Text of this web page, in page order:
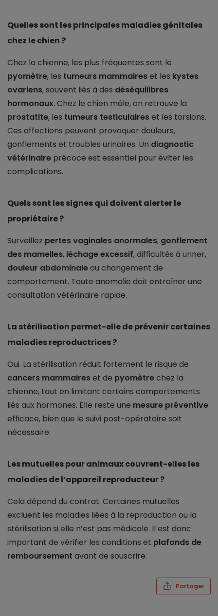
Quelles sont les principales maladies génitales
chez le chien ?
Chez la chienne, les plus fréquentes sont le
pyomètre, les tumeurs mammaireset les kystes
ovariens, souvent liés à des déséquilibres
hormonaux. Chez le chien mâle, on retrouve la
prostatite, les tumeurs testiculaireset les torsions.
Ces affections peuvent provoquer douleurs,
gonflements et troubles urinaires. Un diagnostic
vétérinaire précoce est essentiel pour éviter les
complications.
Quels sont les signes qui doivent alerter le
propriétaire ?
Surveillez pertes vaginales anormales, gonflement
des mamelles, léchage excessif, difficultés à uriner,
douleur abdominaleou changement de
comportement. Toute anomalie doit entraîner une
consultation vétérinaire rapide.
La stérilisation permet-elle de prévenir certaines
maladies reproductrices ?
Oui. La stérilisation réduit fortement le risque de
cancers mammaireset de pyomètrechez la
chienne, tout en limitant certains comportements
liés aux hormones. Elle reste une mesure préventive
efficace, bien que le suivi post-opératoire soit
nécessaire.
Les mutuelles pour animaux couvrent-elles les
maladies de l’appareil reproducteur ?
Cela dépend du contrat. Certaines mutuelles
excluent les maladies liées à la reproduction ou la
stérilisation si elle n’est pas médicale. Il est donc
important de vérifier les conditions et plafonds de
remboursement avant de souscrire.
Partager